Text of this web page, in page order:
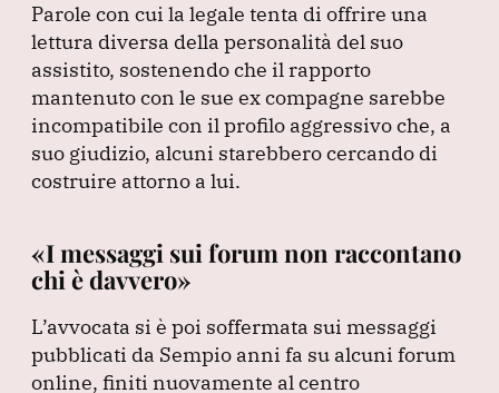
Parole con cui la legale tenta di offrire una
lettura diversa della personalità del suo
assistito, sostenendo che il rapporto
mantenuto con le sue ex compagne sarebbe
incompatibile con il profilo aggressivo che, a
suo giudizio, alcuni starebbero cercando di
costruire attorno a lui.
«I messaggi sui forum non raccontano
chi è davvero»
L’avvocata si è poi soffermata sui messaggi
pubblicati da Sempio anni fa su alcuni forum
online, finiti nuovamente al centro